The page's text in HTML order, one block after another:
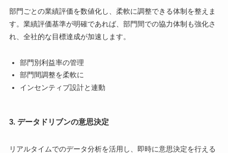
部門ごとの業績評価を数値化し、柔軟に調整できる体制を整えま
す。業績評価基準が明確であれば、部門間での協力体制も強化さ
れ、全社的な目標達成が加速します。
部門別利益率の管理
部門間調整を柔軟に
インセンティブ設計と連動
3. データドリブンの意思決定
リアルタイムでのデータ分析を活用し、即時に意思決定を行える